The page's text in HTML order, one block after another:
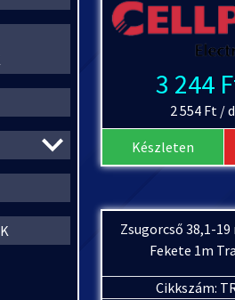
3 244
2 554 Ft /
Készleten
Zsugorcső 38,1-
Fekete 1m
Cikkszám: